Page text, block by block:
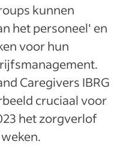
kunnen
het personeel' en
voor hun
Caregivers IBRG
cruciaal voor
het zorgverlof